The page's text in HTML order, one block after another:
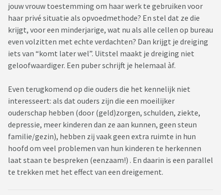
jouw vrouw toestemming om haar werk te gebruiken voor
haar privé situatie als opvoedmethode? En stel dat ze die
krijgt, voor een minderjarige, wat nu als alle cellen op bureau
even volzitten met echte verdachten? Dan krijgt je dreiging
iets van “komt later wel”. Uitstel maakt je dreiging niet
geloofwaardiger. Een puber schrijft je helemaal àf.
Even terugkomend op die ouders die het kennelijk niet
interesseert: als dat ouders zijn die een moeilijker
ouderschap hebben (door (geld)zorgen, schulden, ziekte,
depressie, meer kinderen dan ze aan kunnen, geen steun
familie/gezin), hebben zij vaak geen extra ruimte in hun
hoofd om veel problemen van hun kinderen te herkennen
laat staan te bespreken (eenzaam!) . En daarin is een parallel
te trekken met het effect van een dreigement.